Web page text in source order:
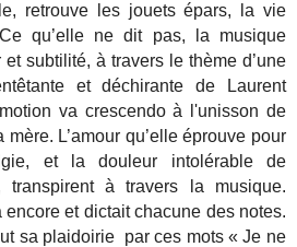
retrouve les jouets épars, la vie
qu’elle ne dit pas, la musique
et subtilité, à travers le thème d’une
et déchirante de Laurent
va crescendo à l'unisson de
L’amour qu’elle éprouve pour
et la douleur intolérable de
transpirent à travers la musique.
et dictait chacune des notes.
sa plaidoirie par ces mots « Je ne